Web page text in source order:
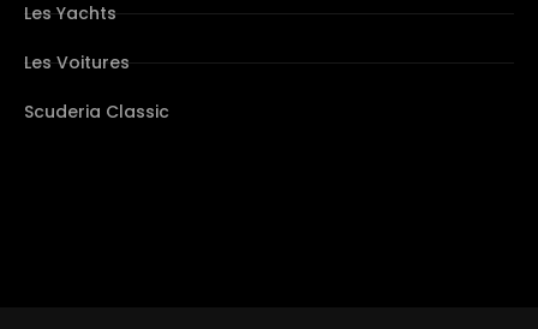
Les Yachts
Les Voitures
Scuderia Classic